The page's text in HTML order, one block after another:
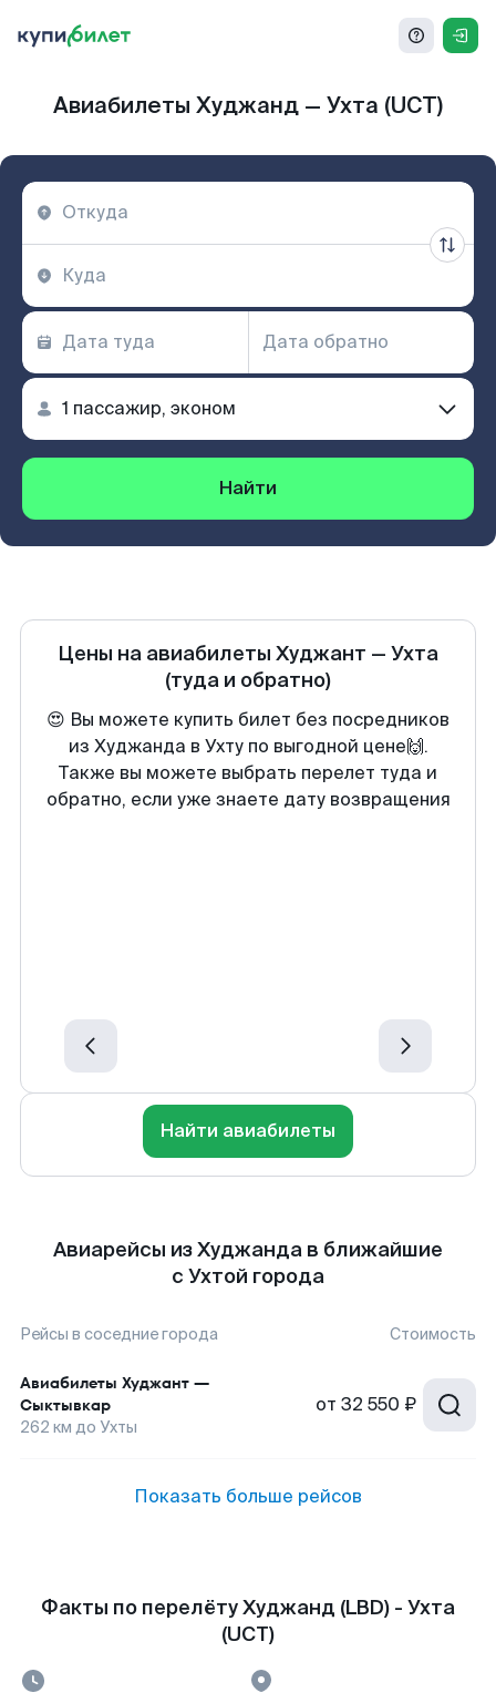
Авиабилеты Худжанд — Ухта (UCT)
Найти
Цены на авиабилеты Худжант — Ухта
(туда и обратно)
😍 Вы можете купить билет без посредников
из Худжанда в Ухту по выгодной цене🙌.
Также вы можете выбрать перелет туда и
обратно, если уже знаете дату возвращения
Найти авиабилеты
Авиарейсы из Худжанда в ближайшие
с Ухтой города
Рейсы в соседние города Стоимость
Авиабилеты Худжант —
Сыктывкар
262 км до Ухты
от 32 550 ₽
Показать больше рейсов
Факты по перелёту Худжанд (LBD) - Ухта
(UCT)